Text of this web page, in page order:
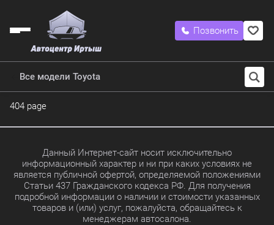
Позвонить
Все модели Toyota
404 page
Данный Интернет-сайт носит исключительно
информационный характер и ни при каких условиях не
является публичной офертой, определяемой положениями
Статьи 437 Гражданского кодекса РФ. Для получения
подробной информации о наличии и стоимости указанных
товаров и (или) услуг, пожалуйста, обращайтесь к
менеджерам автосалона.